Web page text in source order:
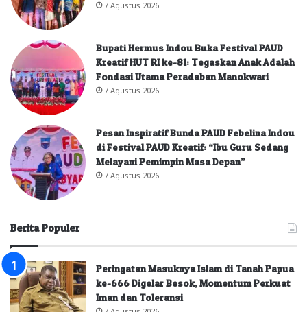
7 Agustus 2026
Bupati Hermus Indou Buka Festival PAUD
Kreatif HUT RI ke-81: Tegaskan Anak Adalah
Fondasi Utama Peradaban Manokwari
7 Agustus 2026
Pesan Inspiratif Bunda PAUD Febelina Indou
di Festival PAUD Kreatif: “Ibu Guru Sedang
Melayani Pemimpin Masa Depan”
7 Agustus 2026
Berita Populer
Peringatan Masuknya Islam di Tanah Papua
ke-666 Digelar Besok, Momentum Perkuat
Iman dan Toleransi